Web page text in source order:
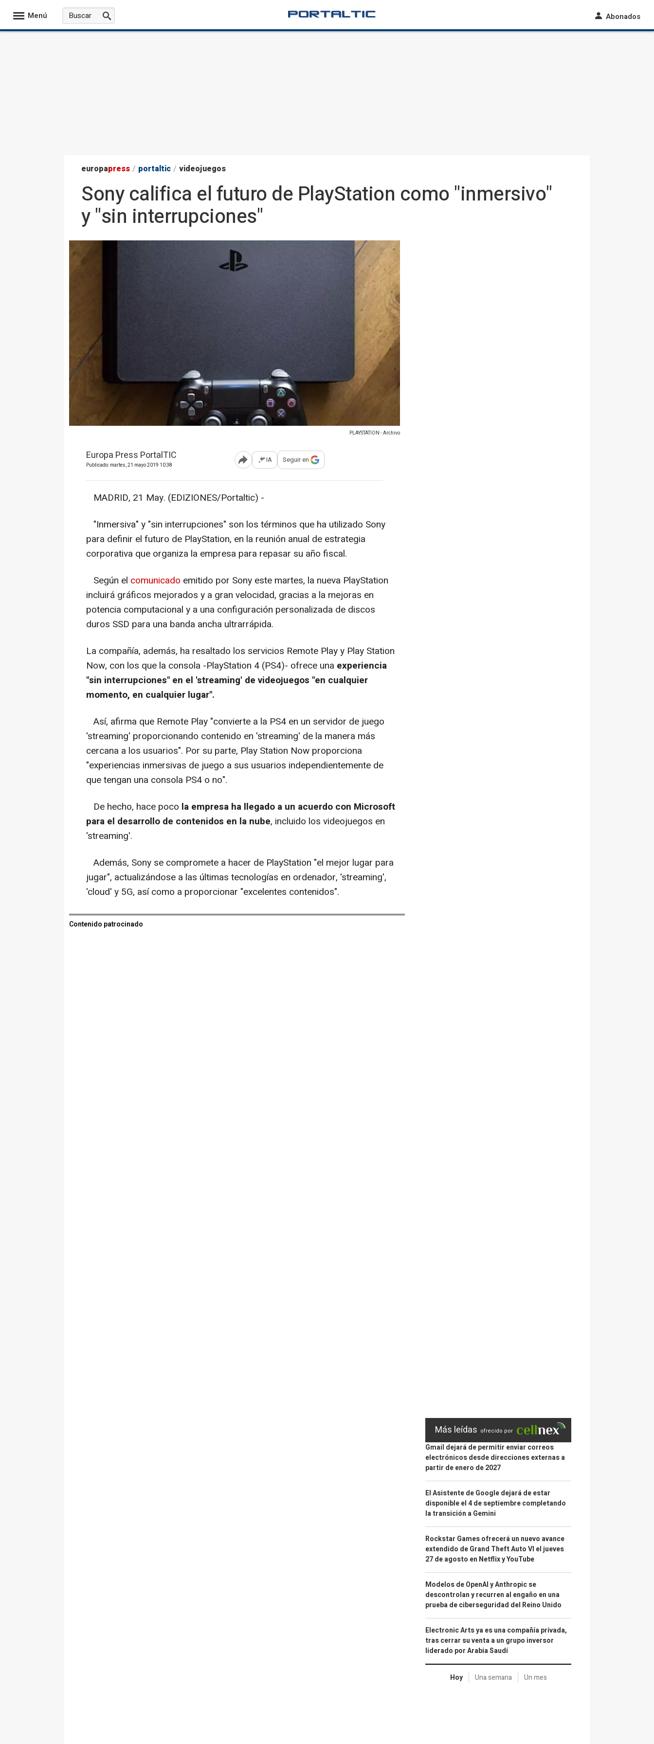
Menú Abonados
europapress / portaltic / videojuegos
Sony califica el futuro de PlayStation como "inmersivo"
y "sin interrupciones"
PLAYSTATION - Archivo
Europa Press PortalTIC
Publicado: martes, 21 mayo 2019 10:38 Abrir opciones para compartir
IA Seguir en
MADRID, 21 May. (EDIZIONES/Portaltic) -
"Inmersiva" y "sin interrupciones" son los términos que ha utilizado Sony
para definir el futuro de PlayStation, en la reunión anual de estrategia
corporativa que organiza la empresa para repasar su año fiscal.
Según el comunicado emitido por Sony este martes, la nueva PlayStation
incluirá gráficos mejorados y a gran velocidad, gracias a la mejoras en
potencia computacional y a una configuración personalizada de discos
duros SSD para una banda ancha ultrarrápida.
La compañía, además, ha resaltado los servicios Remote Play y Play Station
Now, con los que la consola -PlayStation 4 (PS4)- ofrece una experiencia
"sin interrupciones" en el 'streaming' de videojuegos "en cualquier
momento, en cualquier lugar".
Así, afirma que Remote Play "convierte a la PS4 en un servidor de juego
'streaming' proporcionando contenido en 'streaming' de la manera más
cercana a los usuarios". Por su parte, Play Station Now proporciona
"experiencias inmersivas de juego a sus usuarios independientemente de
que tengan una consola PS4 o no".
De hecho, hace poco la empresa ha llegado a un acuerdo con Microsoft
para el desarrollo de contenidos en la nube, incluido los videojuegos en
'streaming'.
Además, Sony se compromete a hacer de PlayStation "el mejor lugar para
jugar", actualizándose a las últimas tecnologías en ordenador, 'streaming',
'cloud' y 5G, así como a proporcionar "excelentes contenidos".
Contenido patrocinado
Más leídas ofrecido por
Gmail dejará de permitir enviar correos
electrónicos desde direcciones externas a
partir de enero de 2027
El Asistente de Google dejará de estar
disponible el 4 de septiembre completando
la transición a Gemini
Rockstar Games ofrecerá un nuevo avance
extendido de Grand Theft Auto VI el jueves
27 de agosto en Netflix y YouTube
Modelos de OpenAI y Anthropic se
descontrolan y recurren al engaño en una
prueba de ciberseguridad del Reino Unido
Electronic Arts ya es una compañía privada,
tras cerrar su venta a un grupo inversor
liderado por Arabia Saudí
Hoy Una semana Un mes